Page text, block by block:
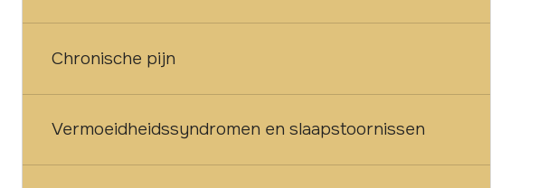
Chronische pijn
Vermoeidheidssyndromen en slaapstoornissen